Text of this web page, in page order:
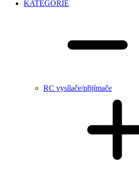
KATEGORIE
RC vysílače/přijímače